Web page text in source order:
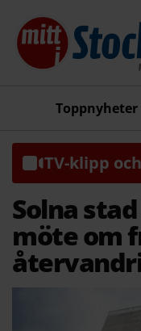
Toppnyheter
TV-klipp
Solna
möte om